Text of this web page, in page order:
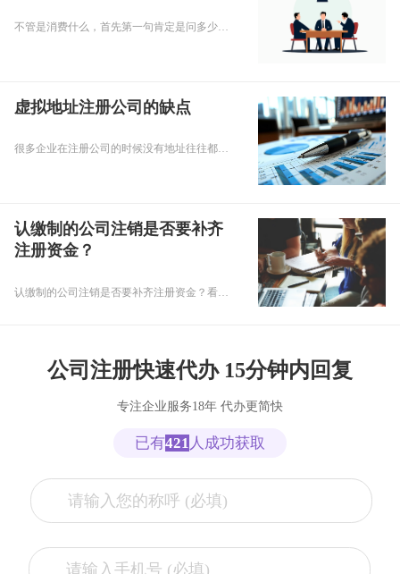
不管是消费什么，首先第一句肯定是问多少钱，这是消费者的本能反应，所以在当下的创业时期，注册公司也是一样的，很多老板在重庆找代办公司注册的时候第一句就是多少钱呢？目前市场上，关于代理注册公司的收费标准并没有一个统一的标准，地区不同、代理公司的情况不同都会影响代理注册公司的费用。
虚拟地址注册公司的缺点
很多企业在注册公司的时候没有地址往往都会选择虚拟地址来进行注册公司，而且用虚拟 地址来进行公司注册也会为公司节约成本，但是不必然的因素太多了，那么现在乾通办小乾列举几条虚拟地址注册公司的缺点？有哪些？具体的？
认缴制的公司注销是否要补齐
注册资金？
公司注册快速代办 15分钟内回复
专注企业服务18年 代办更简快
已有421 人成功获取